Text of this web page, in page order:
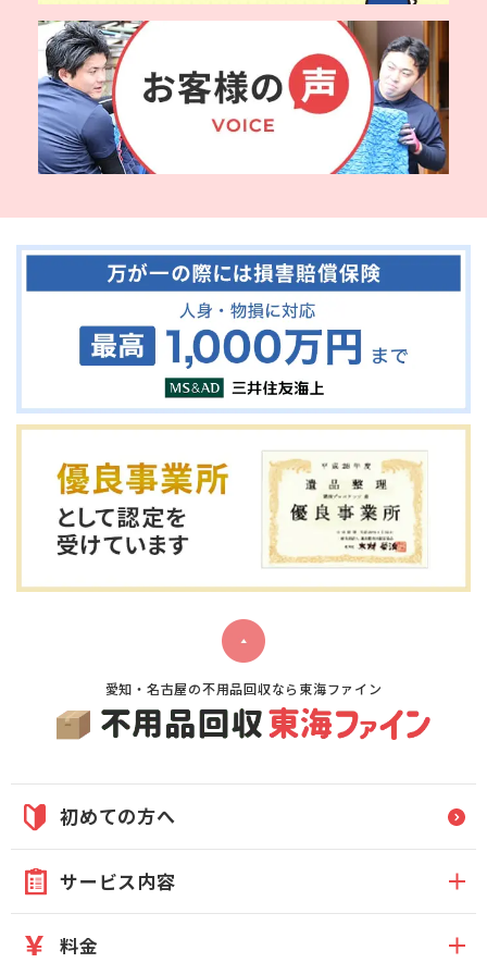
愛知・名古屋の不用品回収なら東海ファイン
初めての方へ
サービス内容
料金